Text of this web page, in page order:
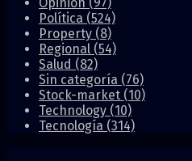
Política (524)
Property (8)
Regional (54)
Salud (82)
Sin categoría (76)
Stock-market (10)
Technology (10)
Tecnología (314)